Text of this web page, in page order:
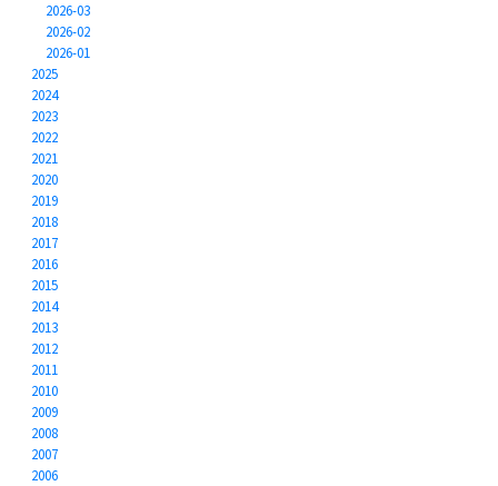
2026-03
2026-02
2026-01
2025
2024
2023
2022
2021
2020
2019
2018
2017
2016
2015
2014
2013
2012
2011
2010
2009
2008
2007
2006